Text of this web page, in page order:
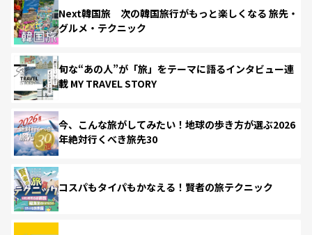
Next韓国旅 次の韓国旅行がもっと楽しくなる 旅先・
グルメ・テクニック
旬な“あの人”が「旅」をテーマに語るインタビュー連
載 MY TRAVEL STORY
今、こんな旅がしてみたい！地球の歩き方が選ぶ2026
年絶対行くべき旅先30
コスパもタイパもかなえる！賢者の旅テクニック